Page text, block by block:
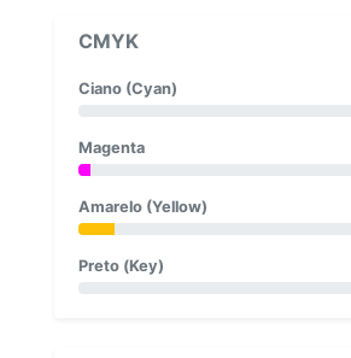
CMYK
Ciano (Cyan)
Magenta
Amarelo (Yellow)
Preto (Key)